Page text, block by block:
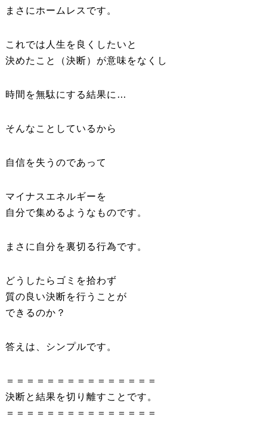
まさにホームレスです。
これでは人生を良くしたいと
決めたこと（決断）が意味をなくし
時間を無駄にする結果に…
そんなことしているから
自信を失うのであって
マイナスエネルギーを
自分で集めるようなものです。
まさに自分を裏切る行為です。
どうしたらゴミを拾わず
質の良い決断を行うことが
できるのか？
答えは、シンプルです。
＝＝＝＝＝＝＝＝＝＝＝＝＝＝＝
決断と結果を切り離すことです。
＝＝＝＝＝＝＝＝＝＝＝＝＝＝＝